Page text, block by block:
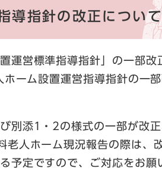
導指針の改正について
運営標準指導指針」の一部改
ーム設置運営指導指針の一
別添1・2の様式の一部が改正
老人ホーム現況報告の際は、
予定ですので、ご対応をお願